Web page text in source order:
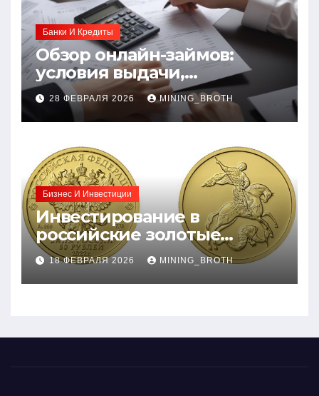
Банки И Кредиты
Обзор онлайн-займов:
условия выдачи,
процентные ставки и
требования к заемщикам
28 ФЕВРАЛЯ 2026 MINING_BROTH
Бизнес И Инвестиции
Инвестирование в
российские золотые
монеты: подробное
руководство
18 ФЕВРАЛЯ 2026 MINING_BROTH